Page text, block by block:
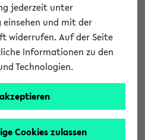
Veranstaltungstermine
oder innerhalb der nächsten 2
werden nur Termine,
und nicht
Semester.
Raumänderungen kann nur
jederzeit unter
einsehen und mit der
widerrufen. Auf der Seite
Informationen zu den
Technologien.
Cookies zulassen